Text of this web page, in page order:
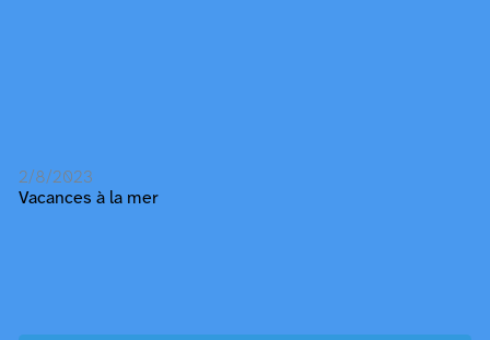
2/8/2023
Vacances à la mer